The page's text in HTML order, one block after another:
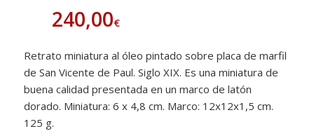
240,00€
Retrato miniatura al óleo pintado sobre placa de marfil
de San Vicente de Paul. Siglo XIX. Es una miniatura de
buena calidad presentada en un marco de latón
dorado. Miniatura: 6 x 4,8 cm. Marco: 12x12x1,5 cm.
125 g.